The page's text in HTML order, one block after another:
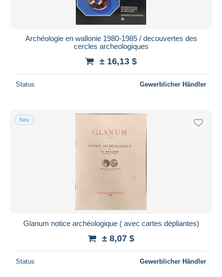
Archéologie en wallonie 1980-1985 / decouvertes des
cercles archeologiques
± 16,13 $
Status Gewerblicher Händler
Neu
Glanum notice archéologique ( avec cartes dépliantes)
± 8,07 $
Status Gewerblicher Händler